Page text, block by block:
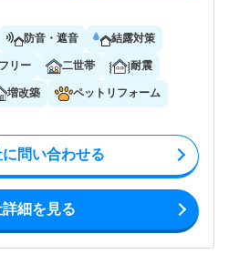
防音・遮音 結露対策
リー 二世帯 耐震
増改築 ペットリフォーム
問い合わせる
細を見る